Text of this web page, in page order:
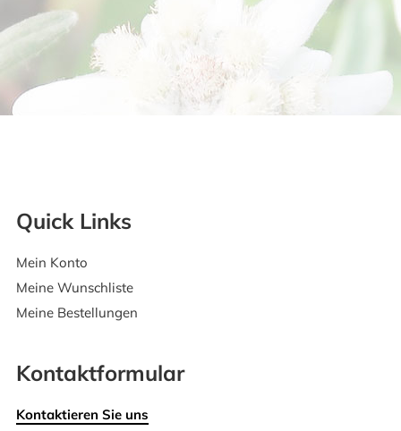
Quick Links
Mein Konto
Meine Wunschliste
Meine Bestellungen
Kontaktformular
Kontaktieren Sie uns